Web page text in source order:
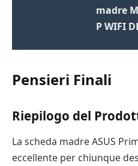
madre
P WIFI
Pensieri Finali
Riepilogo del
La scheda madre ASUS
eccellente per chiunque